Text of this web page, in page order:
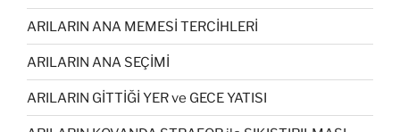
ARILARIN ANA MEMESİ TERCİHLERİ
ARILARIN ANA SEÇİMİ
ARILARIN GİTTİĞİ YER ve GECE YATISI